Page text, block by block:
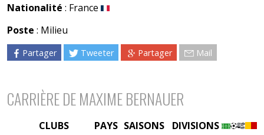
Nationalité : France
Poste : Milieu
Partager Tweeter Partager Mail
CARRIÈRE DE MAXIME BERNAUER
PAYS SAISONS
DIVISIONS
CLUBS